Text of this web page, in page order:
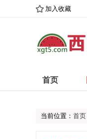
加入收藏
首页
当前位置： 首页